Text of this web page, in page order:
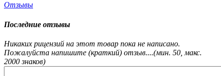
Отзывы
Последние отзывы
Никаких рицензий на этот товар пока не написано.
Пожалуйста напишите (краткий) отзыв....(мин. 50, макс.
2000 знаков)